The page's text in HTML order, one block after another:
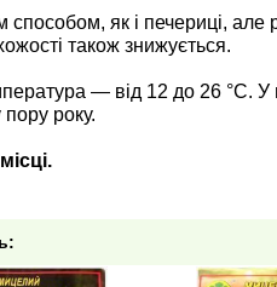
як і печериці, але
також знижується.
— від 12 до 26 °С. У
року.